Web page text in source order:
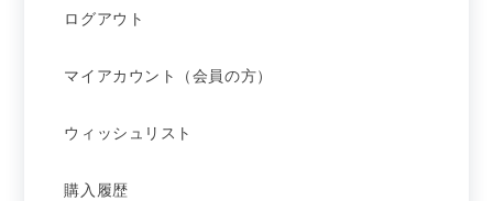
ログアウト
マイアカウント（会員の方）
ウィッシュリスト
購入履歴